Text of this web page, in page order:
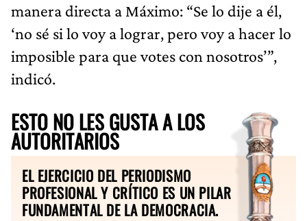
manera directa a Máximo: “Se lo dije a él,
‘no sé si lo voy a lograr, pero voy a hacer lo
imposible para que votes con nosotros’”,
indicó.
ESTO NO LES GUSTA A LOS
AUTORITARIOS
EL EJERCICIO DEL PERIODISMO
PROFESIONAL Y CRÍTICO ES UN PILAR
FUNDAMENTAL DE LA DEMOCRACIA.